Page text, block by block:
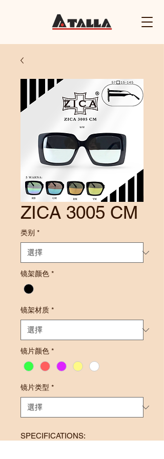
ZICA 3005 CM
类别 *
镜架颜色 *
镜架材质 *
镜片颜色 *
镜片类型 *
SPECIFICATIONS: